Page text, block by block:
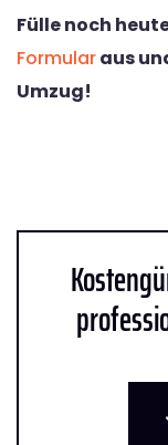
Fülle noch
Formularaus
Umzug!